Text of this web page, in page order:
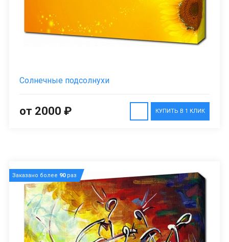
Солнечные подсолнухи
КУПИТЬ В 1 КЛИК
от 2000 ₽
Заказано более 90раз